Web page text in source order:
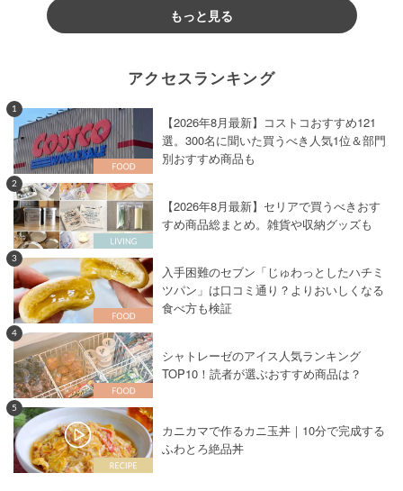
もっと見る
アクセスランキング
1
【2026年8月最新】コストコおすすめ121
選。300名に聞いた買うべき人気1位＆部門
別おすすめ商品も
2
【2026年8月最新】セリアで買うべきおす
すめ商品総まとめ。雑貨や収納グッズも
3
入手困難のセブン「じゅわっとしたハチミ
ツパン」は口コミ通り？よりおいしくなる
食べ方も検証
4
シャトレーゼのアイス人気ランキング
TOP10！読者が選ぶおすすめ商品は？
5
カニカマで作るカニ玉丼｜10分で完成する
ふわとろ絶品丼